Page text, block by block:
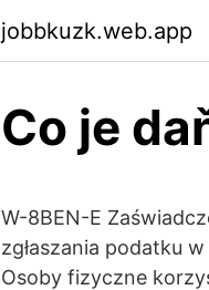
jobbkuzk.web.app
Co je
W-8BEN-E
zgłaszania podatku
Osoby fizyczne